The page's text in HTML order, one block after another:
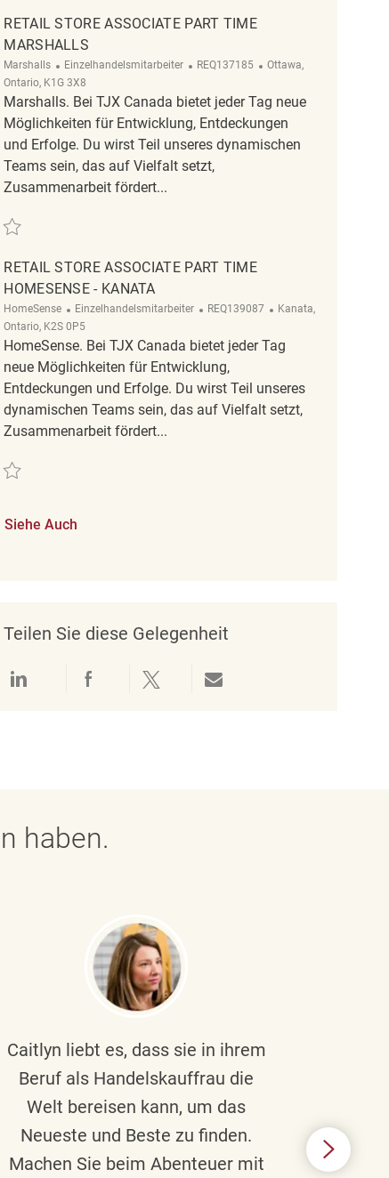
RETAIL STORE ASSOCIATE PART TIME
MARSHALLS
Marshalls Kategorie
Einzelhandelsmitarbeiter ReqId
REQ137185 Ort
Ottawa,
Ontario, K1G 3X8
Marshalls. Bei TJX Canada bietet jeder Tag neue
Möglichkeiten für Entwicklung, Entdeckungen
und Erfolge. Du wirst Teil unseres dynamischen
Teams sein, das auf Vielfalt setzt,
Zusammenarbeit fördert...
Retten Retail Store Associate Part Time Marshalls REQ137185
RETAIL STORE ASSOCIATE PART TIME
HOMESENSE - KANATA
HomeSense Kategorie
Einzelhandelsmitarbeiter ReqId
REQ139087 Ort
Kanata,
Ontario, K2S 0P5
HomeSense. Bei TJX Canada bietet jeder Tag
neue Möglichkeiten für Entwicklung,
Entdeckungen und Erfolge. Du wirst Teil unseres
dynamischen Teams sein, das auf Vielfalt setzt,
Zusammenarbeit fördert...
Retten Retail Store Associate Part Time Homesense - Kanata REQ139087
Siehe Auch
Teilen Sie diese Gelegenheit
Über LinkedIn teilenÜber Facebook teilen
Über Twitter teilenPer E-Mail teilen
haben.
Caitlyn liebt es, dass sie in ihrem
Beruf als Handelskauffrau die
Welt bereisen kann, um das
Neueste und Beste zu finden.
Machen Sie beim Abenteuer mit